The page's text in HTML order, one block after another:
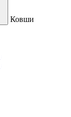
Ковши